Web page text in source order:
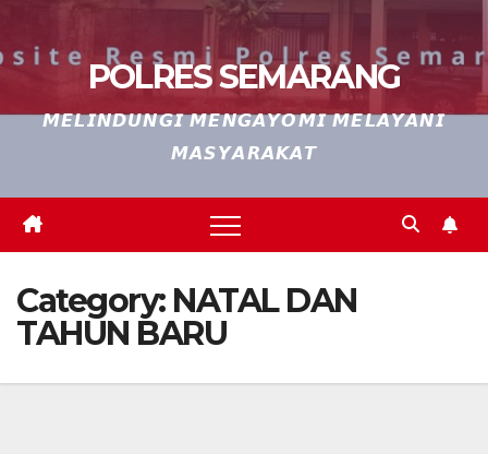
POLRES SEMARANG
𝙈𝙀𝙇𝙄𝙉𝘿𝙐𝙉𝙂𝙄 𝙈𝙀𝙉𝙂𝘼𝙔𝙊𝙈𝙄 𝙈𝙀𝙇𝘼𝙔𝘼𝙉𝙄
𝙈𝘼𝙎𝙔𝘼𝙍𝘼𝙆𝘼𝙏
Category: NATAL DAN
TAHUN BARU